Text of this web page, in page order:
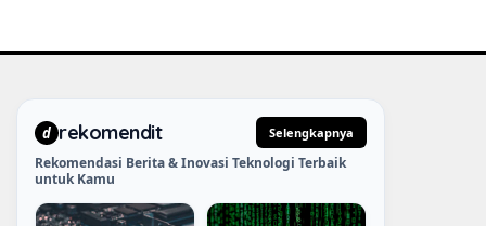
d rekomendit Selengkapnya
Rekomendasi Berita & Inovasi Teknologi Terbaik
untuk Kamu